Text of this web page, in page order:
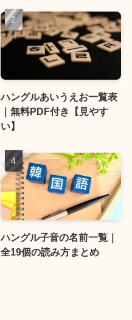
ハングルあいうえお一覧表
｜無料PDF付き【見やす
い】
ハングル子音の名前一覧｜
全19個の読み方まとめ